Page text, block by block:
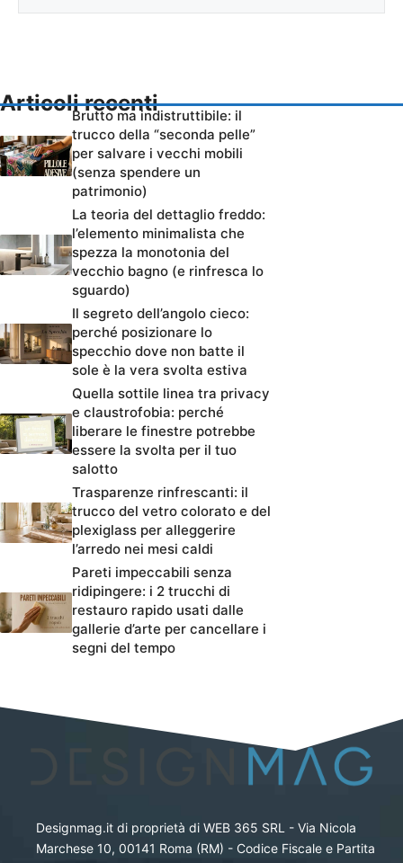
Articoli recenti
Brutto ma indistruttibile: il
trucco della “seconda pelle”
per salvare i vecchi mobili
(senza spendere un
patrimonio)
La teoria del dettaglio freddo:
l’elemento minimalista che
spezza la monotonia del
vecchio bagno (e rinfresca lo
sguardo)
Il segreto dell’angolo cieco:
perché posizionare lo
specchio dove non batte il
sole è la vera svolta estiva
Quella sottile linea tra privacy
e claustrofobia: perché
liberare le finestre potrebbe
essere la svolta per il tuo
salotto
Trasparenze rinfrescanti: il
trucco del vetro colorato e del
plexiglass per alleggerire
l’arredo nei mesi caldi
Pareti impeccabili senza
ridipingere: i 2 trucchi di
restauro rapido usati dalle
gallerie d’arte per cancellare i
segni del tempo
Designmag.it di proprietà di WEB 365 SRL - Via Nicola
Marchese 10, 00141 Roma (RM) - Codice Fiscale e Partita